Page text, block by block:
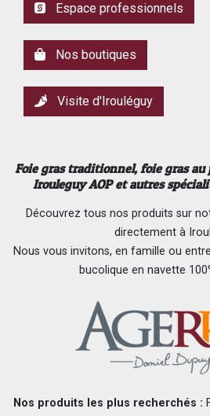
Espace professionnels
Nos boutiques
Visite d'Irouléguy
Foie gras traditionnel,foie gras au
Irouleguy AOP et autres
Découvrez tous nos produits sur
directement à
Nous vous invitons, en famille ou
bucolique en navette
Nos produits les plus recherchés :